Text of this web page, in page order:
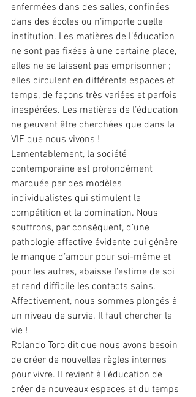
enfermées dans des salles, confinées
dans des écoles ou n’importe quelle
institution. Les matières de l’éducation
ne sont pas fixées à une certaine place,
elles ne se laissent pas emprisonner ;
elles circulent en différents espaces et
temps, de façons très variées et parfois
inespérées. Les matières de l’éducation
ne peuvent être cherchées que dans la
VIE que nous vivons !
Lamentablement, la société
contemporaine est profondément
marquée par des modèles
individualistes qui stimulent la
compétition et la domination. Nous
souffrons, par conséquent, d’une
pathologie affective évidente qui génère
le manque d’amour pour soi-même et
pour les autres, abaisse l’estime de soi
et rend difficile les contacts sains.
Affectivement, nous sommes plongés à
un niveau de survie. Il faut chercher la
vie !
Rolando Toro dit que nous avons besoin
de créer de nouvelles règles internes
pour vivre. Il revient à l’éducation de
créer de nouveaux espaces et du temps